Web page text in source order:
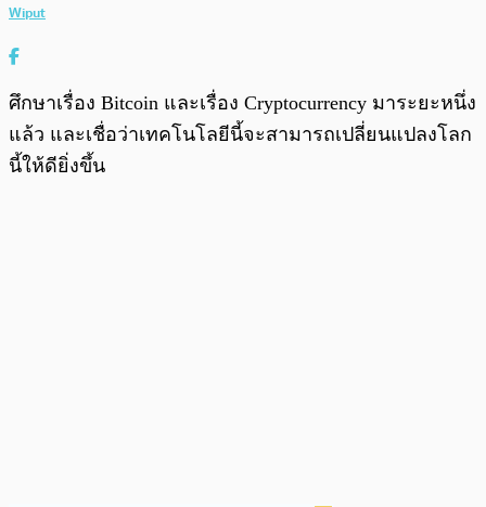
Wiput
ศึกษาเรื่อง Bitcoin และเรื่อง Cryptocurrency มาระยะหนึ่ง
แล้ว และเชื่อว่าเทคโนโลยีนี้จะสามารถเปลี่ยนแปลงโลก
นี้ให้ดียิ่งขึ้น